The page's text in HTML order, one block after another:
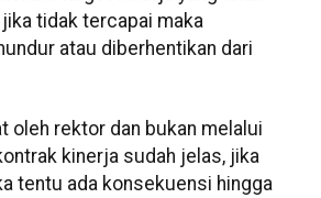
tidak tercapai maka
atau diberhentikan dari
oleh rektor dan bukan melalui
kinerja sudah jelas, jika
tentu ada konsekuensi hingga